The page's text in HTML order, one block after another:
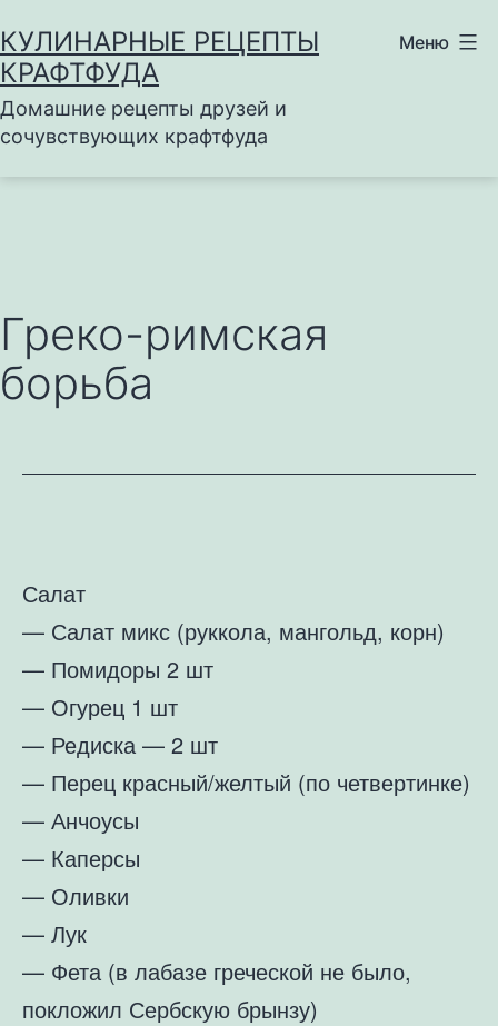
к
содержимому
КУЛИНАРНЫЕ РЕЦЕПТЫ
КРАФТФУДА
Домашние рецепты друзей и
сочувствующих крафтфуда
Меню
Греко-римская
борьба
Салат
— Салат микс (руккола, мангольд, корн)
— Помидоры 2 шт
— Огурец 1 шт
— Редиска — 2 шт
— Перец красный/желтый (по четвертинке)
— Анчоусы
— Каперсы
— Оливки
— Лук
— Фета (в лабазе греческой не было,
покложил Сербскую брынзу)